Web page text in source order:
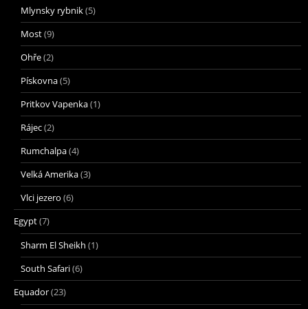
Mlynsky rybnik(5)
Most(9)
Ohře(2)
Pískovna(5)
Pritkov Vapenka(1)
Rájec(2)
Rumchalpa(4)
Velká Amerika(3)
Vlci jezero (6)
Egypt(7)
Sharm El Sheikh (1)
South Safari(6)
Equador(23)